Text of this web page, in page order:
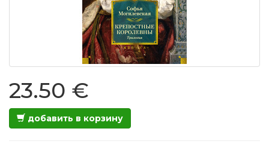
23.50 €
добавить в корзину